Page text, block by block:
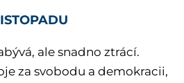
ale snadno ztrácí.
za svobodu a demokracii,